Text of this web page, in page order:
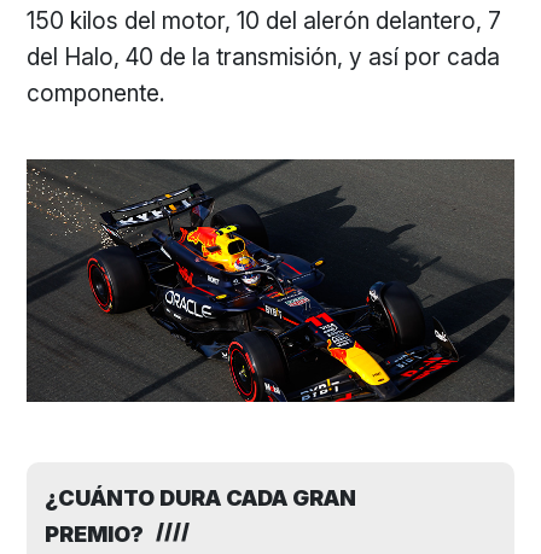
150 kilos del motor, 10 del alerón delantero, 7
del Halo, 40 de la transmisión, y así por cada
componente.
¿CUÁNTO DURA CADA GRAN
PREMIO?